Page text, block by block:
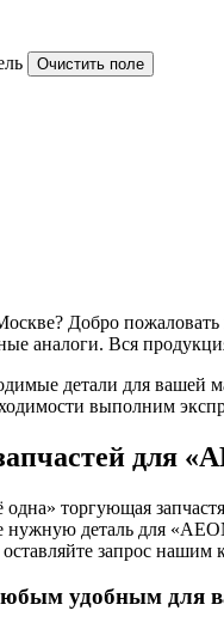
Очистить поле
Добро
аналоги. Вся
детали для
выполним
для
торгующая
нужную деталь для
запрос нашим
удобным для